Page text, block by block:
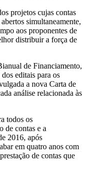
projetos cujas contas
simultaneamente,
aos proponentes de
distribuir a força de
de Financiamento,
editais para os
a nova Carta de
análise relacionada às
todos os
de contas e a
2016, após
em quatro anos com
de contas que